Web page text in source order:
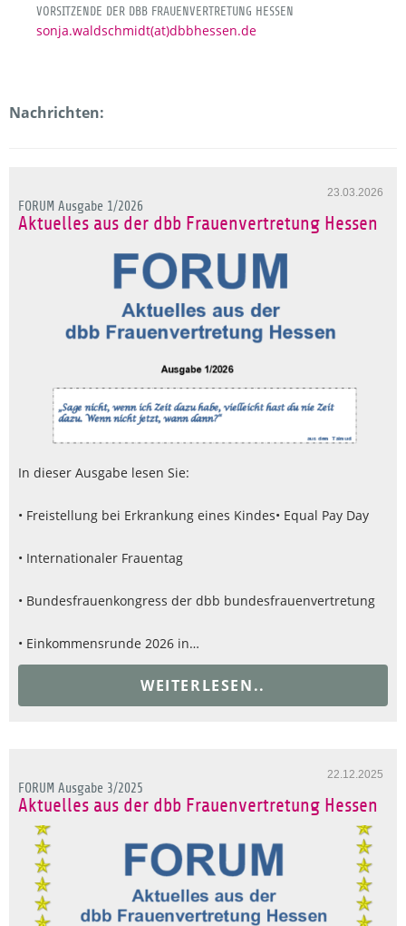
VORSITZENDE DER DBB FRAUENVERTRETUNG HESSEN
sonja.waldschmidt(at)dbbhessen.de
Nachrichten:
23.03.2026
FORUM Ausgabe 1/2026
Aktuelles aus der dbb Frauenvertretung Hessen
In dieser Ausgabe lesen Sie:
• Freistellung bei Erkrankung eines Kindes• Equal Pay Day
• Internationaler Frauentag
• Bundesfrauenkongress der dbb bundesfrauenvertretung
• Einkommensrunde 2026 in…
WEITERLESEN..
22.12.2025
FORUM Ausgabe 3/2025
Aktuelles aus der dbb Frauenvertretung Hessen